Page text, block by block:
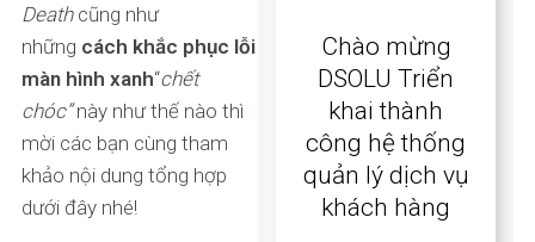
Deathcũng như
những cách khắc phục lỗi
màn hình xanh“chết
chóc”này như thế nào thì
mời các bạn cùng tham
khảo nội dung tổng hợp
dưới đây nhé!
Chào mừng
DSOLU Triển
khai thành
công hệ thống
quản lý dịch vụ
khách hàng